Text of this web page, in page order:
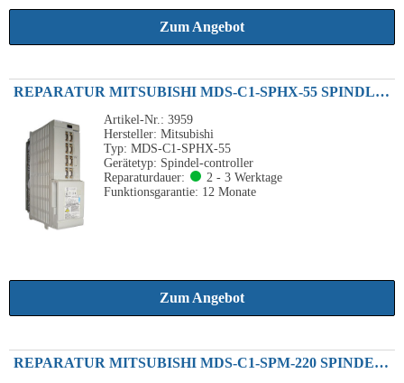
Zum Angebot
REPARATUR MITSUBISHI MDS-C1-SPHX-55 SPINDLE DRIVE UNIT 5.5KW
Artikel-Nr.: 3959
Hersteller: Mitsubishi
Typ: MDS-C1-SPHX-55
Gerätetyp: Spindel-controller
Reparaturdauer:
2 - 3 Werktage
Funktionsgarantie: 12 Monate
Zum Angebot
REPARATUR MITSUBISHI MDS-C1-SPM-220 SPINDEL-CONTROLLER 22KW 230V